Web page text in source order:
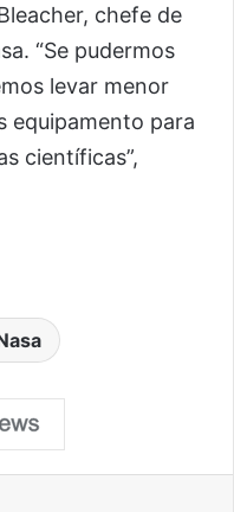
chefe de
“Se pudermos
levar menor
equipamento para
científicas”,